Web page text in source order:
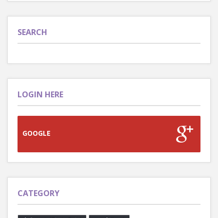
SEARCH
LOGIN HERE
GOOGLE
CATEGORY